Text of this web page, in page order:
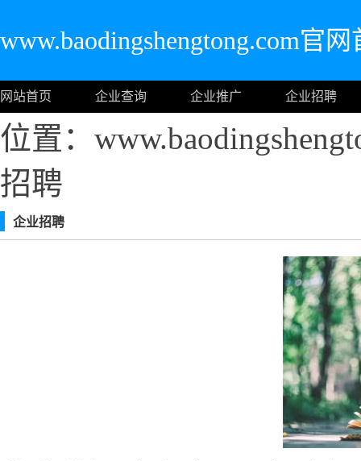
www.baodingshengtong.com官
网站首页 企业查询 企业推广 企业招聘
位置：
招聘
企业招聘